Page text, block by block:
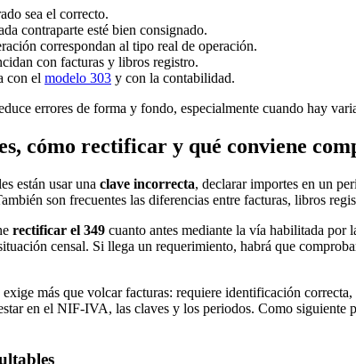
sea el correcto.
contraparte esté bien consignado.
correspondan al tipo real de operación.
con facturas y libros registro.
con el modelo 303 y con la contabilidad.
errores de forma y fondo, especialmente cuando hay
cómo rectificar y qué conviene
están usar una clave incorrecta, declarar importes en un
son frecuentes las diferencias entre facturas, libros
rectificar el 349 cuanto antes mediante la vía habilitada por
censal. Si llega un requerimiento, habrá que
exige más que volcar facturas: requiere identificación
en el NIF-IVA, las claves y los periodos. Como